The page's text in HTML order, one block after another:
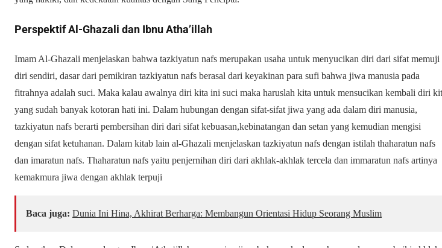
Perspektif Al-Ghazali dan Ibnu Atha’illah
Imam Al-Ghazali menjelaskan bahwa tazkiyatun nafs merupakan usaha untuk menyucikan diri dari sifat memuji
diri sendiri, dasar dari pemikiran tazkiyatun nafs berasal dari keyakinan para sufi bahwa jiwa manusia pada
fitrahnya adalah suci. Maka kalau awalnya diri kita ini suci maka haruslah kita untuk mensucikan kembali diri
yang sudah banyak kotoran hati ini. Dalam hubungan dengan sifat-sifat jiwa yang ada dalam diri manusia,
tazkiyatun nafs berarti pembersihan diri dari sifat kebuasan,kebinatangan dan setan yang kemudian mengisi
dengan sifat ketuhanan. Dalam kitab lain al-Ghazali menjelaskan tazkiyatun nafs dengan istilah thaharatun nafs
dan imaratun nafs. Thaharatun nafs yaitu penjernihan diri dari akhlak-akhlak tercela dan immaratun nafs artinya
kemakmura jiwa dengan akhlak terpuji
Baca juga: Dunia Ini Hina, Akhirat Berharga: Membangun Orientasi Hidup Seorang Muslim